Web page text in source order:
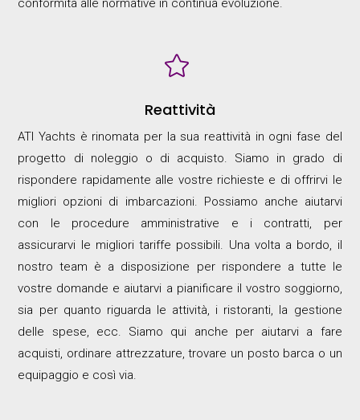
conformità alle normative in continua evoluzione.

Reattività
ATI Yachts è rinomata per la sua reattività in ogni fase del
progetto di noleggio o di acquisto. Siamo in grado di
rispondere rapidamente alle vostre richieste e di offrirvi le
migliori opzioni di imbarcazioni. Possiamo anche aiutarvi
con le procedure amministrative e i contratti, per
assicurarvi le migliori tariffe possibili. Una volta a bordo, il
nostro team è a disposizione per rispondere a tutte le
vostre domande e aiutarvi a pianificare il vostro soggiorno,
sia per quanto riguarda le attività, i ristoranti, la gestione
delle spese, ecc. Siamo qui anche per aiutarvi a fare
acquisti, ordinare attrezzature, trovare un posto barca o un
equipaggio e così via.